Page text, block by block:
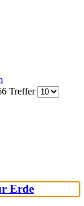
Treffer
Erde